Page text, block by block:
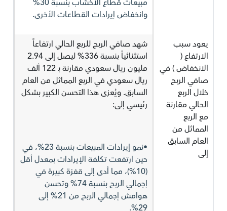
مبيعات قطاع الأخشاب بنسبة 30%
وانخفاض إيرادات القطاعات الأخرى.
يعود سبب
الارتفاع (
الانخفاض ) في
صافي الربح
خلال الربع
الحالي مقارنة
مع الربع
المماثل من
العام السابق
إلى
شهد صافي الربح للربع الحالي ارتفاعاً
استثنائياً بنسبة 336% ليصل إلى 2.94
مليون ريال سعودي مقارنة بـ 122 ألف
ريال سعودي في الربع المماثل من العام
السابق. ويُعزى هذا التحسن الكبير بشكل
رئيسي إلى:
•نمو إيرادات المبيعات بنسبة 23%، في
حين ارتفعت تكلفة الإيرادات بمعدل أقل
(10%)، مما أدى إلى قفزة كبيرة في
إجمالي الربح بنسبة 74% وتحسن
هوامش إجمالي الربح من 21% إلى
29%.